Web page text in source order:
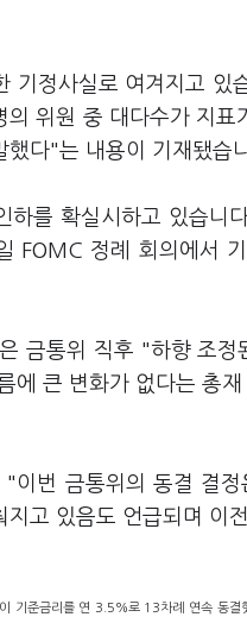
기정사실로 여겨지고 있
위원 중 대다수가 지
다"는 내용이 기재됐습
하를 확실시하고 있습니
FOMC 정례 회의에서
금통위 직후 "하향 조
에 큰 변화가 없다는 총
이번 금통위의 동결 결
고 있음도 언급되며 이
기준금리를 연 3.5%로 13차례 연속 동